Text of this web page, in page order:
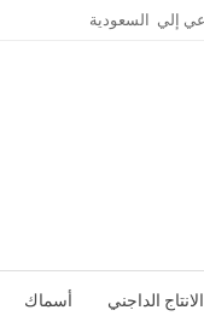
الانتاج الداجني أسماك